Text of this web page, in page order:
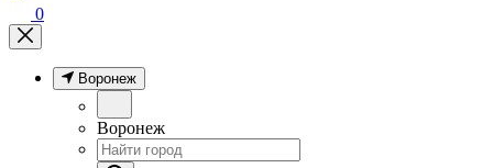
0
Воронеж
Воронеж